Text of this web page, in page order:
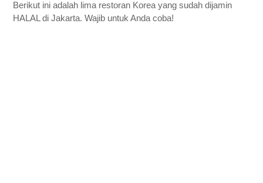
Berikut ini adalah lima restoran Korea yang sudah dijamin
HALAL di Jakarta. Wajib untuk Anda coba!